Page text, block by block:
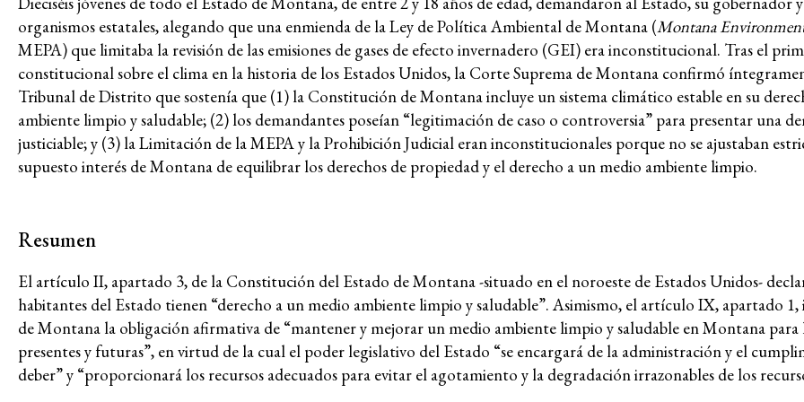
Justicia económica
Acabar con la captura corporativa
y la impunidad
represión
Futuros post-pandemia
Trabaja
DESC
¿Qué
organismos estatales, alegando que una enmienda de la Ley de Política Ambiental de Montana (Montana
MEPA) que limitaba la revisión de las emisiones de gases de efecto invernadero (GEI) era inconstitucional. Tras el
constitucional sobre el clima en la historia de los Estados Unidos, la Corte Suprema de Montana confirmó
Tribunal de Distrito que sostenía que (1) la Constitución de Montana incluye un sistema climático estable en su
ambiente limpio y saludable; (2) los demandantes poseían “legitimación de caso o controversia” para presentar una
justiciable; y (3) la Limitación de la MEPA y la Prohibición Judicial eran inconstitucionales porque no se ajustaban
supuesto interés de Montana de equilibrar los derechos de propiedad y el derecho a un medio ambiente limpio.
Resumen
El artículo II, apartado 3, de la Constitución del Estado de Montana -situado en el noroeste de Estados Unidos-
habitantes del Estado tienen “derecho a un medio ambiente limpio y saludable”. Asimismo, el artículo IX, apartado
de Montana la obligación afirmativa de “mantener y mejorar un medio ambiente limpio y saludable en Montana para
presentes y futuras”, en virtud de la cual el poder legislativo del Estado “se encargará de la administración y el
deber” y “proporcionará los recursos adecuados para evitar el agotamiento y la degradación irrazonables de los